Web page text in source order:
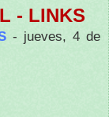
- LINKS
- jueves, 4 de